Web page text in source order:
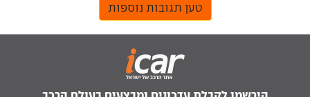
טען תגובות נוספות